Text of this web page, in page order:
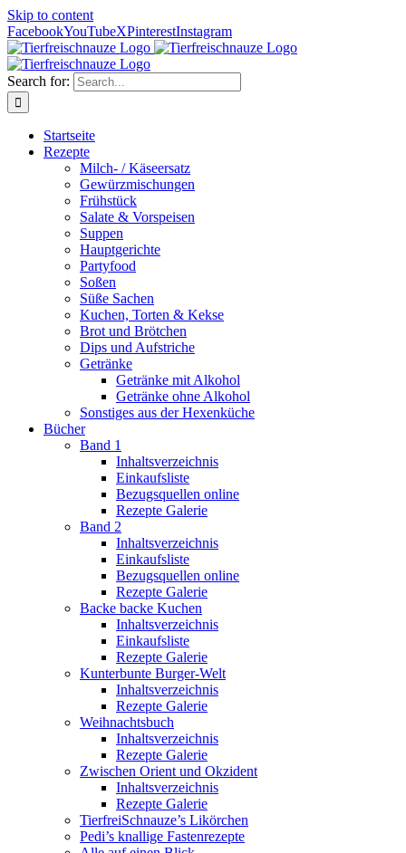
Skip to content
FacebookYouTubeXPinterestInstagram
Search for:
Startseite
Rezepte
Milch- / Käseersatz
Gewürzmischungen
Frühstück
Salate & Vorspeisen
Suppen
Hauptgerichte
Partyfood
Soßen
Süße Sachen
Kuchen, Torten & Kekse
Brot und Brötchen
Dips und Aufstriche
Getränke
Getränke mit Alkohol
Getränke ohne Alkohol
Sonstiges aus der Hexenküche
Bücher
Band 1
Inhaltsverzeichnis
Einkaufsliste
Bezugsquellen online
Rezepte Galerie
Band 2
Inhaltsverzeichnis
Einkaufsliste
Bezugsquellen online
Rezepte Galerie
Backe backe Kuchen
Inhaltsverzeichnis
Einkaufsliste
Rezepte Galerie
Kunterbunte Burger-Welt
Inhaltsverzeichnis
Rezepte Galerie
Weihnachtsbuch
Inhaltsverzeichnis
Rezepte Galerie
Zwischen Orient und Okzident
Inhaltsverzeichnis
Rezepte Galerie
TierfreiSchnauze’s Likörchen
Pedi’s knallige Fastenrezepte